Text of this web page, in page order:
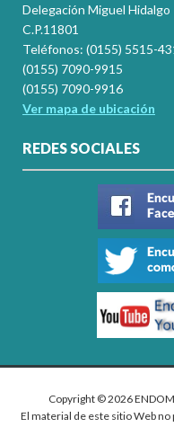
Delegación Miguel Hidalgo
C.P.11801
Teléfonos: (0155) 5515-
(0155) 7090-9915
(0155) 7090-9916
Ver mapa de ubicación
REDES SOCIALES
Copyright © 2026
El material de este sitio Web